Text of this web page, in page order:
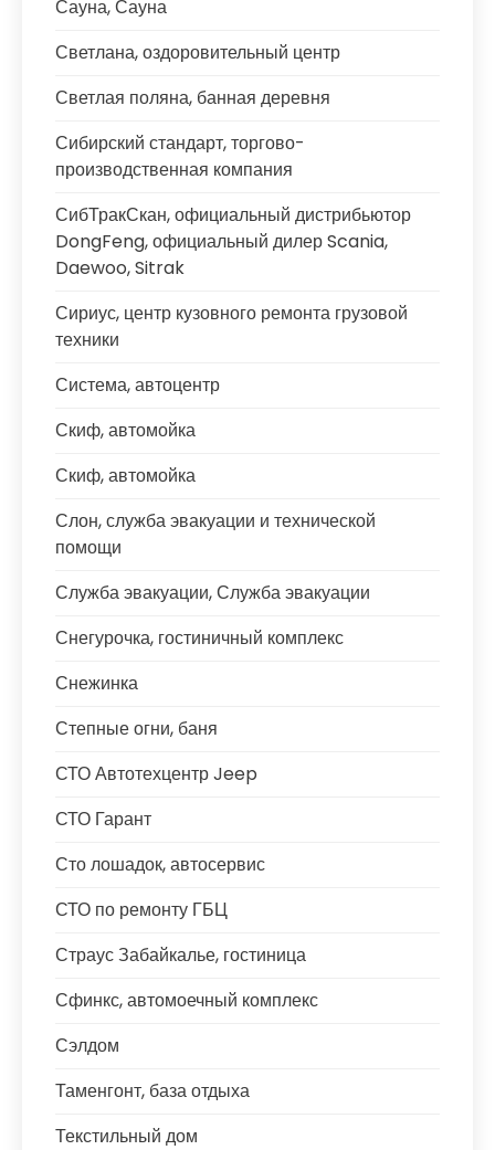
Сауна, Сауна
Светлана, оздоровительный центр
Светлая поляна, банная деревня
Сибирский стандарт, торгово-
производственная компания
СибТракСкан, официальный дистрибьютор
DongFeng, официальный дилер Scania,
Daewoo, Sitrak
Сириус, центр кузовного ремонта грузовой
техники
Система, автоцентр
Скиф, автомойка
Скиф, автомойка
Слон, служба эвакуации и технической
помощи
Служба эвакуации, Служба эвакуации
Снегурочка, гостиничный комплекс
Снежинка
Степные огни, баня
СТО Автотехцентр Jeep
СТО Гарант
Сто лошадок, автосервис
СТО по ремонту ГБЦ
Страус Забайкалье, гостиница
Сфинкс, автомоечный комплекс
Сэлдом
Таменгонт, база отдыха
Текстильный дом